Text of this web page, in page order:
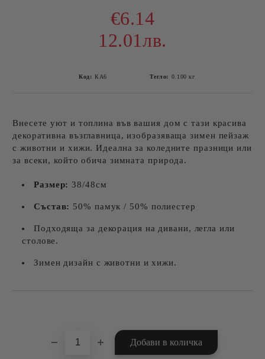
€6.14
12.01лв.
Код: КА6 Тегло: 0.100 кг
Внесете уют и топлина във вашия дом с тази красива
декоративна възглавница, изобразяваща зимен пейзаж
с животни и хижи. Идеална за коледните празници или
за всеки, който обича зимната природа.
Размер: 38/48см
Състав: 50% памук / 50% полиестер
Подходяща за декорация на дивани, легла или
столове.
Зимен дизайн с животни и хижи.